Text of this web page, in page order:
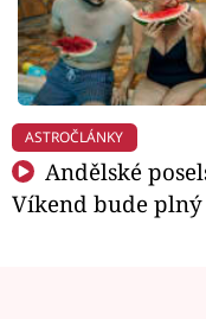
ASTROČLÁNKY
Andělské
Víkend bude